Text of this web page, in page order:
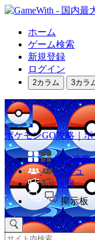
ホーム
ゲーム検索
新規登録
ログイン
2カラム 3カラ
ポケモンGO攻略｜
他の攻略
コミュ
速報
掲示板